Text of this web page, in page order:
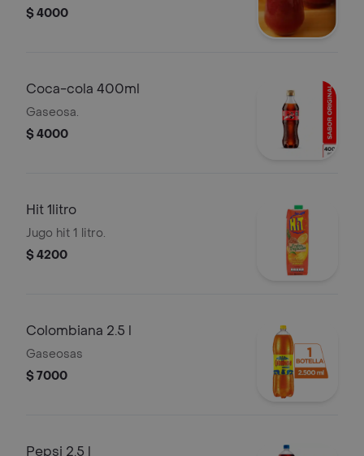
$ 4000
Coca-cola 400ml
Gaseosa.
$ 4000
Hit 1litro
Jugo hit 1 litro.
$ 4200
Colombiana 2.5 l
Gaseosas
$ 7000
Pepsi 2.5 l